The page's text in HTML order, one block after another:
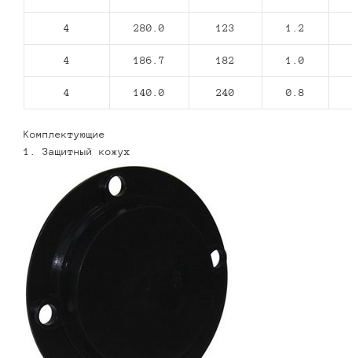
4 280.0 123 1.2
4 186.7 182 1.0
4 140.0 240 0.8
Комплектующие
1. Защитный кожух